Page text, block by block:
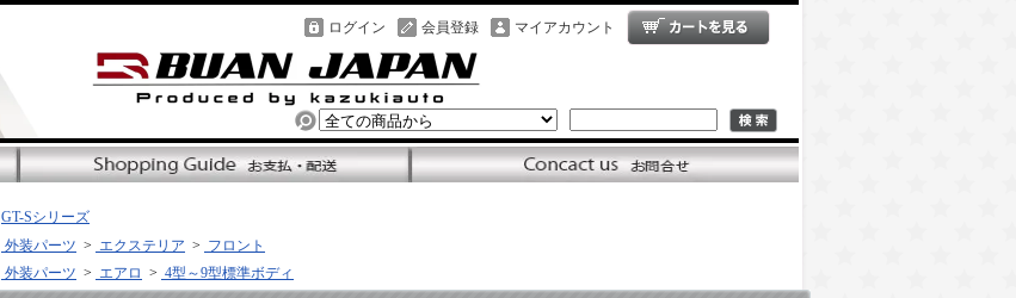
マイアカウント
会員登録
ログイン
GT-Sシリーズ
外装パーツ > エクステリア > フロント
外装パーツ > エアロ > 4型～9型標準ボディ